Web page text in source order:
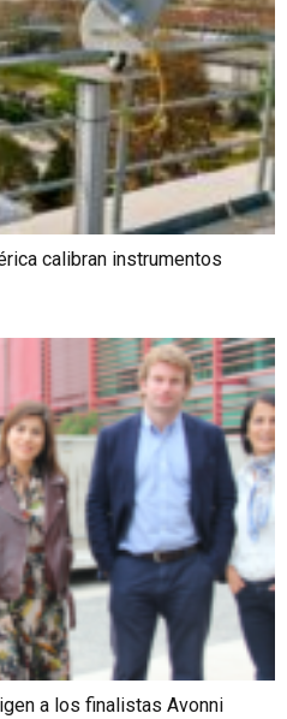
calibran instrumentos
a los finalistas Avonni